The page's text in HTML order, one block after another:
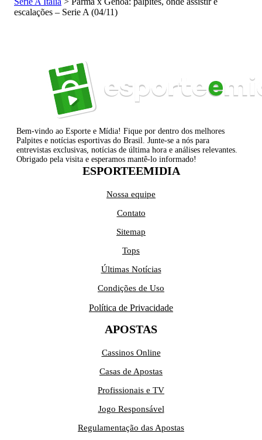
escalações – Serie A (04/11)
Bem-vindo ao Esporte e Mídia! Fique por dentro dos melhores
Palpites e notícias esportivas do Brasil. Junte-se a nós para
entrevistas exclusivas, notícias de última hora e análises relevantes.
Obrigado pela visita e esperamos mantê-lo informado!
ESPORTEEMIDIA
Nossa equipe
Contato
Sitemap
Tops
Últimas Notícias
Condições de Uso
Política de Privacidade
APOSTAS
Cassinos Online
Casas de Apostas
Profissionais e TV
Jogo Responsável
Regulamentação das Apostas